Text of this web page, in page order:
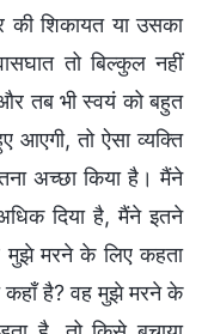
की शिकायत या उसका
तो बिल्कुल नहीं
तब भी स्वयं को बहुत
आएगी, तो ऐसा व्यक्ति
अच्छा किया है। मैंने
दिया है, मैंने इतने
मुझे मरने के लिए कहता
कहाँ है? वह मुझे मरने के